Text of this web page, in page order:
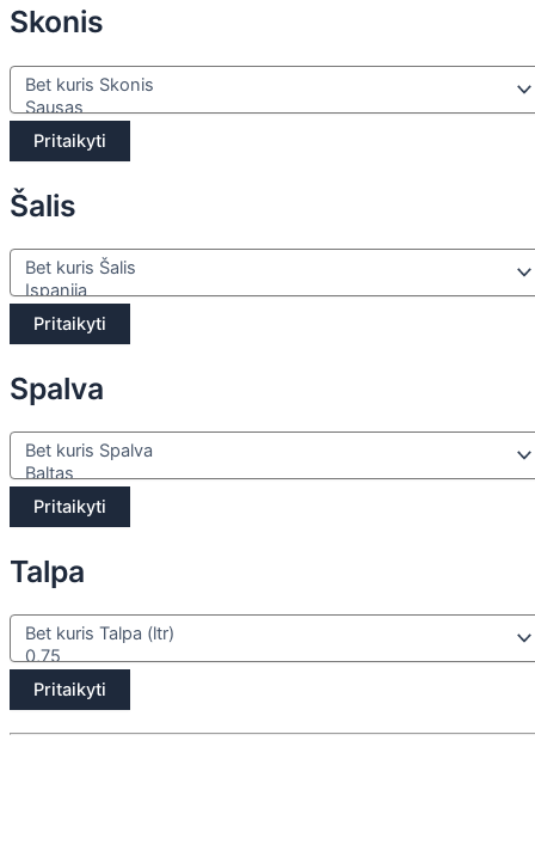
Skonis
Pritaikyti
Šalis
Pritaikyti
Spalva
Pritaikyti
Talpa
Pritaikyti